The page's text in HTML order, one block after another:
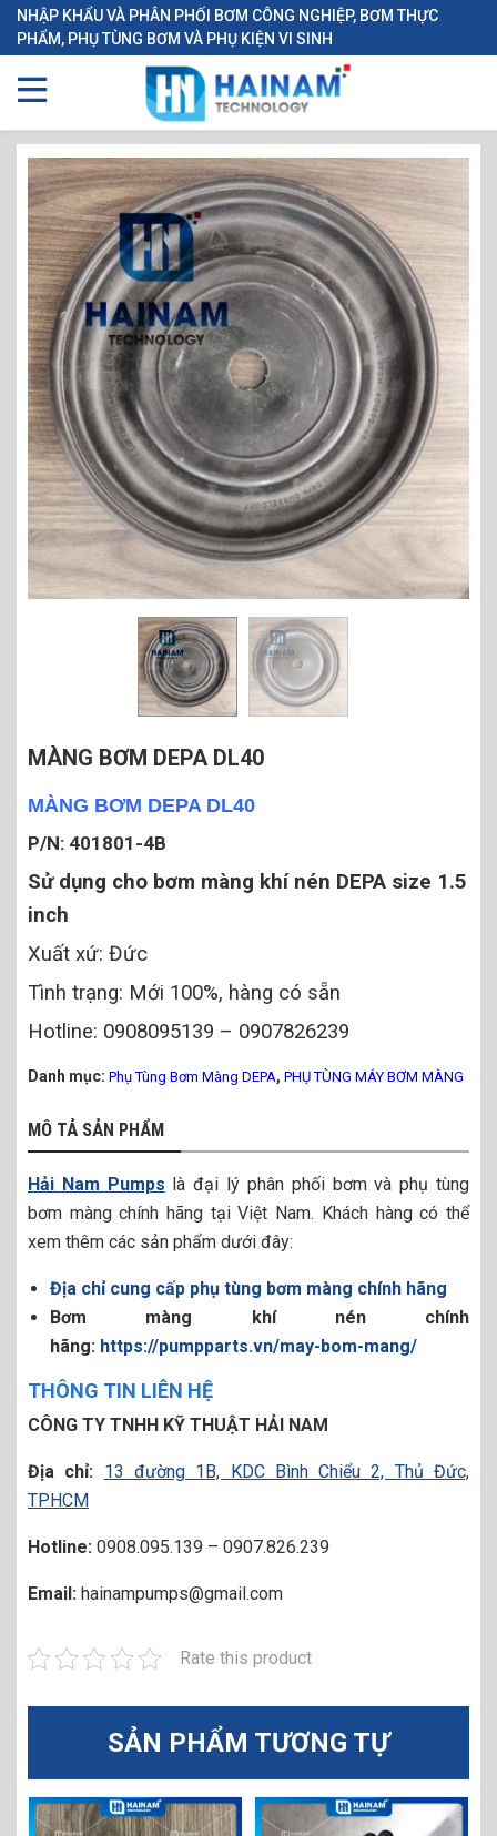
NHẬP KHẨU VÀ PHÂN PHỐI BƠM CÔNG NGHIỆP, BƠM THỰC
PHẨM, PHỤ TÙNG BƠM VÀ PHỤ KIỆN VI SINH
MÀNG BƠM DEPA DL40
MÀNG BƠM DEPA DL40
P/N: 401801-4B
Sử dụng cho bơm màng khí nén DEPA size 1.5
inch
Xuất xứ: Đức
Tình trạng: Mới 100%, hàng có sẵn
Hotline: 0908095139 – 0907826239
Danh mục: Phụ Tùng Bơm Màng DEPA, PHỤ TÙNG MÁY BƠM MÀNG
MÔ TẢ SẢN PHẨM
Hải Nam Pumps là đại lý phân phối bơm và phụ tùng
bơm màng chính hãng tại Việt Nam. Khách hàng có thể
xem thêm các sản phẩm dưới đây:
Địa chỉ cung cấp phụ tùng bơm màng chính hãng
Bơm màng khí nén chính
hãng: https://pumpparts.vn/may-bom-mang/
THÔNG TIN LIÊN HỆ
CÔNG TY TNHH KỸ THUẬT HẢI NAM
Địa chỉ: 13 đường 1B, KDC Bình Chiểu 2, Thủ Đức,
TPHCM
Hotline: 0908.095.139 – 0907.826.239
Email: hainampumps@gmail.com
Rate this product
SẢN PHẨM TƯƠNG TỰ